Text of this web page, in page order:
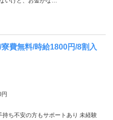
費無料/時給1800円/8割入
持ち不安の方もサポートあり 未経験